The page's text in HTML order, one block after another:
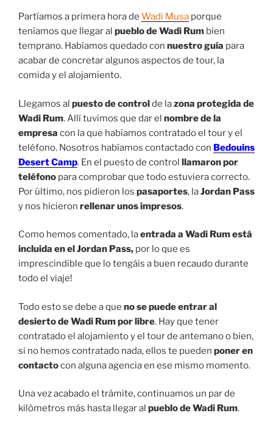
Partíamos a primera hora de Wadi Musa porque
teníamos que llegar al pueblo de Wadi Rum bien
temprano. Habíamos quedado con nuestro guía para
acabar de concretar algunos aspectos de tour, la
comida y el alojamiento.
Llegamos al puesto de controlde lazona protegida de
Wadi Rum. Allí tuvimos que dar el nombre de la
empresa con la que habíamos contratado el tour y el
teléfono. Nosotros habíamos contactado con Bedouins
Desert Camp. En el puesto de control llamaron por
teléfono para comprobar que todo estuviera correcto.
Por último, nos pidieron los pasaportes, laJordan Pass
y nos hicieron rellenar unos impresos.
Como hemos comentado, laentrada a Wadi Rumestá
incluida en el Jordan Pass, por lo que es
imprescindible que lo tengáis a buen recaudo durante
todo el viaje!
Todo esto se debe a que no se puede entrar al
desierto de Wadi Rum por libre. Hay que tener
contratado el alojamiento y el tour de antemano o bien,
si no hemos contratado nada, ellos te pueden poner en
contactocon alguna agencia en ese mismo momento.
Una vez acabado el trámite, continuamos un par de
kilómetros más hasta llegar al pueblo de Wadi Rum.